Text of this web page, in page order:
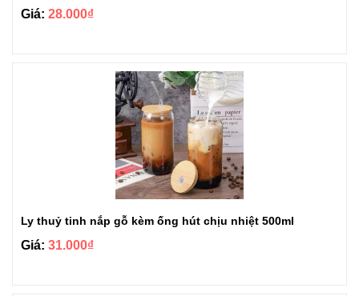
Giá: 28.000₫
Ly thuỷ tinh nắp gỗ kèm ống hút chịu nhiệt 500ml
Giá: 31.000₫